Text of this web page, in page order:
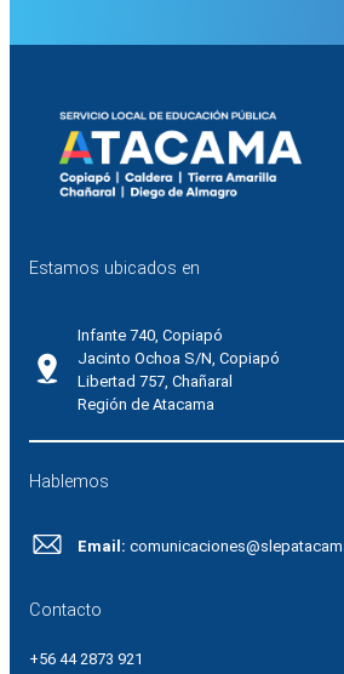
Estamos ubicados en
Infante 740, Copiapó
Jacinto Ochoa S/N, Copiapó
Libertad 757, Chañaral
Región de Atacama
Hablemos
Email:
Contacto
+56 44 2873 921